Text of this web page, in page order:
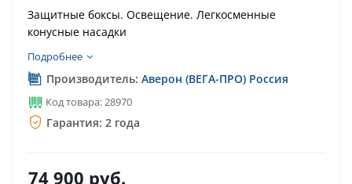
Защитные боксы. Освещение. Легкосменные
конусные насадки
Подробнее
Производитель: Аверон (ВЕГА-ПРО) Россия
Код товара: 28970
Гарантия: 2 года
74 900 руб.